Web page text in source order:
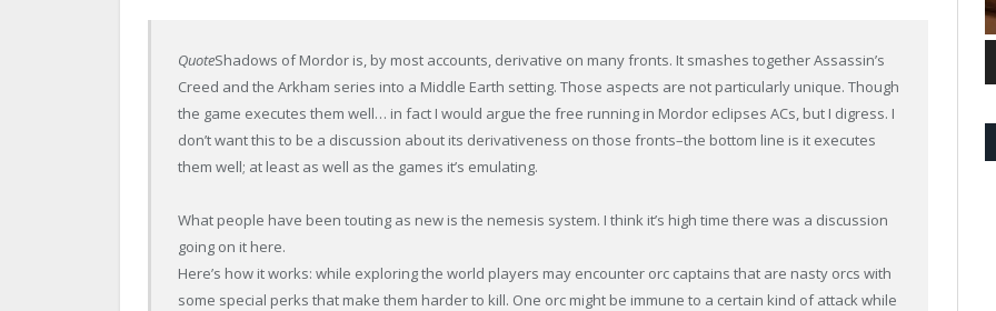
QuoteShadows of Mordor is, by most accounts, derivative on many fronts. It smashes together Assassin’s
Creed and the Arkham series into a Middle Earth setting. Those aspects are not particularly unique. Though
the game executes them well… in fact I would argue the free running in Mordor eclipses ACs, but I digress. I
don’t want this to be a discussion about its derivativeness on those fronts–the bottom line is it executes
them well; at least as well as the games it’s emulating.
What people have been touting as new is the nemesis system. I think it’s high time there was a discussion
going on it here.
Here’s how it works: while exploring the world players may encounter orc captains that are nasty orcs with
some special perks that make them harder to kill. One orc might be immune to a certain kind of attack while